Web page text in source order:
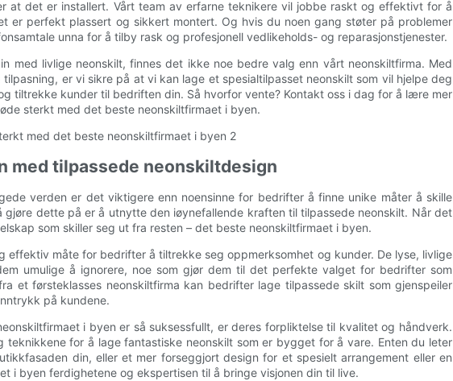
at det er installert. Vårt team av erfarne teknikere vil jobbe raskt og effektivt for å
er perfekt plassert og sikkert montert. Og hvis du noen gang støter på problemer
unna for å tilby rask og profesjonell vedlikeholds- og reparasjonstjenester.
med livlige neonskilt, finnes det ikke noe bedre valg enn vårt neonskiltfirma. Med
er vi sikre på at vi kan lage et spesialtilpasset neonskilt som vil hjelpe deg
tiltrekke kunder til bedriften din. Så hvorfor vente? Kontakt oss i dag for å lære mer
sterkt med det beste neonskiltfirmaet i byen.
med tilpassede neonskiltdesign
verden er det viktigere enn noensinne for bedrifter å finne unike måter å skille
dette på er å utnytte den iøynefallende kraften til tilpassede neonskilt. Når det
som skiller seg ut fra resten – det beste neonskiltfirmaet i byen.
måte for bedrifter å tiltrekke seg oppmerksomhet og kunder. De lyse, livlige
umulige å ignorere, noe som gjør dem til det perfekte valget for bedrifter som
et førsteklasses neonskiltfirma kan bedrifter lage tilpassede skilt som gjenspeiler
på kundene.
i byen er så suksessfullt, er deres forpliktelse til kvalitet og håndverk.
teknikkene for å lage fantastiske neonskilt som er bygget for å vare. Enten du leter
din, eller et mer forseggjort design for et spesielt arrangement eller en
i byen ferdighetene og ekspertisen til å bringe visjonen din til live.